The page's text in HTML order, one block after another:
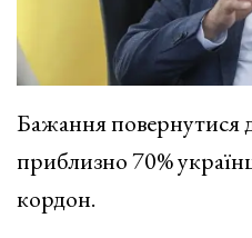
Бажання повернутися
приблизно 70%
кордон.